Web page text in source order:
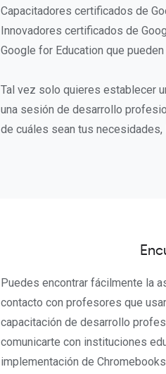
Capacitadores certificados de
Innovadores certificados de
Google for Education que pueden
Tal vez solo quieres establecer
una sesión de desarrollo
de cuáles sean tus
Puedes encontrar fácilmente la
contacto con profesores que
capacitación de desarrollo
comunicarte con instituciones
implementación de